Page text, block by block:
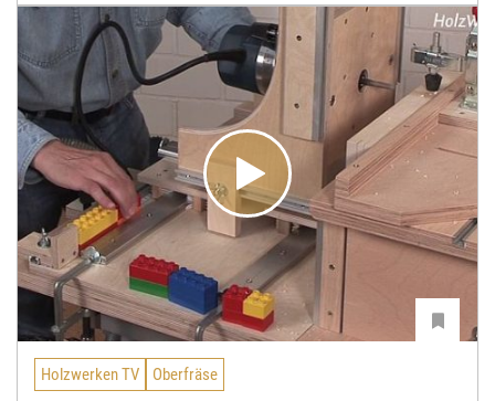
Holzwerken TV Oberfräse